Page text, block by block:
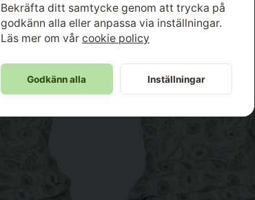
Bekräfta ditt samtycke genom att trycka på
godkänn alla eller anpassa via inställningar.
Läs mer om vår cookie policy
Godkänn alla Inställningar